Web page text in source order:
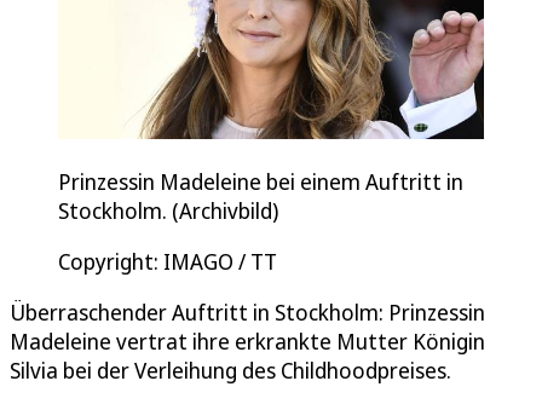
Prinzessin Madeleine bei einem Auftritt in
Stockholm. (Archivbild)
Copyright: IMAGO / TT
Überraschender Auftritt in Stockholm: Prinzessin
Madeleine vertrat ihre erkrankte Mutter Königin
Silvia bei der Verleihung des Childhoodpreises.